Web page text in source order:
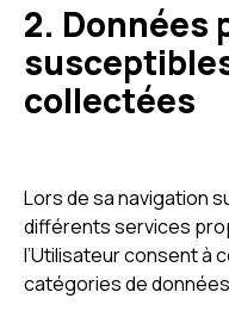
2. Données
collectées
Lors de sa navigation
différents services
l’Utilisateur consent à
catégories de